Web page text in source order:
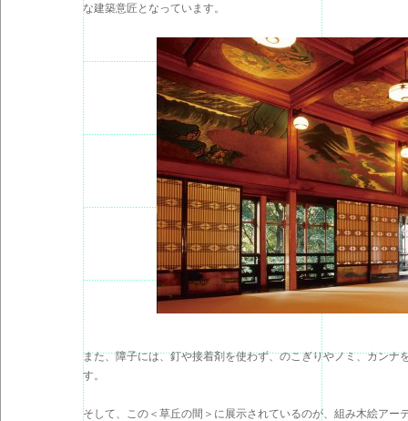
な建築意匠となっています。
また、障子には、釘や接着剤を使わず、のこぎりやノミ、カン
す。
そして、この＜草丘の間＞に展示されているのが、組み木絵ア